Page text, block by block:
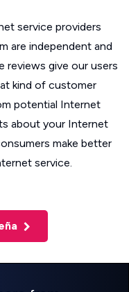
service providers
are independent and
reviews give our users
kind of customer
potential Internet
about your Internet
make better
service.